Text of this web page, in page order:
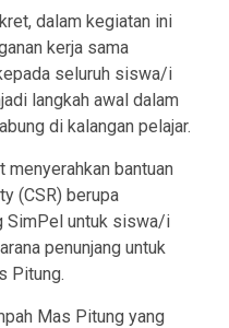
dalam kegiatan ini
kerja sama
seluruh siswa/i
langkah awal dalam
di kalangan pelajar.
menyerahkan bantuan
(CSR) berupa
SimPel untuk siswa/i
penunjang untuk
Pitung.
Mas Pitung yang